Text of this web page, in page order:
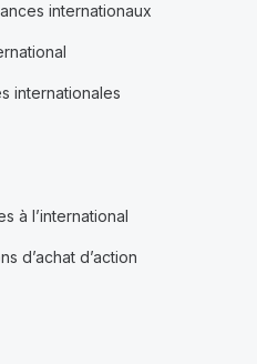
internationaux
internationales
à l’international
d’achat d’action